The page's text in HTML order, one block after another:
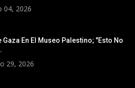
04, 2026
Gaza En El Museo Palestino; "Esto No
29, 2026